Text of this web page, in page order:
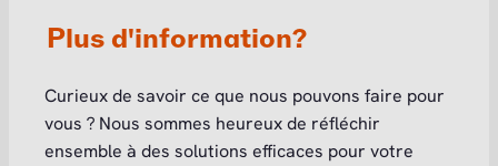
Plus d'information?
Curieux de savoir ce que nous pouvons faire pour
vous ? Nous sommes heureux de réfléchir
ensemble à des solutions efficaces pour votre